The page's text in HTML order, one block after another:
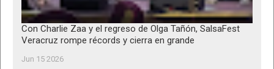
Con Charlie Zaa y el regreso de Olga Tañón, SalsaFest
Veracruz rompe récords y cierra en grande
Jun 15 2026